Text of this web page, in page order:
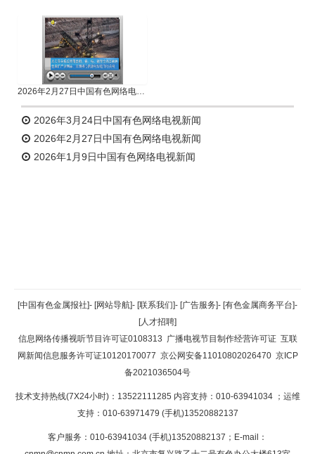
2026年2月27日中国有色网络电视新闻
2026年3月24日中国有色网络电视新闻
2026年2月27日中国有色网络电视新闻
2026年1月9日中国有色网络电视新闻
返回顶部
返回首页
[中国有色金属报社]- [网站导航]- [联系我们]- [广告服务]- [有色金属商务平台]-
[人才招聘]
信息网络传播视听节目许可证0108313 广播电视节目制作经营许可证 互联
网新闻信息服务许可证10120170077 京公网安备11010802026470 京ICP
备2021036504号
技术支持热线(7X24小时)：13522111285 内容支持：010-63941034 ；运维
支持：010-63971479 (手机)13520882137
客户服务：010-63941034 (手机)13520882137；E-mail：